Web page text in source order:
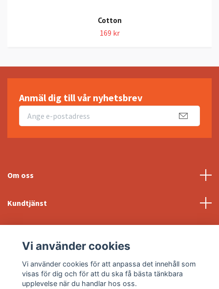
Cotton
169 kr
Anmäl dig till vår nyhetsbrev
Om oss
Kundtjänst
Vi använder cookies
Vi använder cookies för att anpassa det innehåll som
visas för dig och för att du ska få bästa tänkbara
upplevelse när du handlar hos oss.